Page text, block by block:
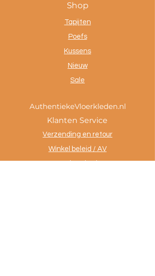
Shop
Tapijten
Poefs
Kussens
Nieuw
Sale
AuthentiekeVloerkleden.nl
Klanten Service
Verzending en retour
Winkel beleid / AV